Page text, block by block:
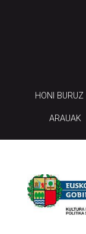
HONI BURUZ
ARAUAK